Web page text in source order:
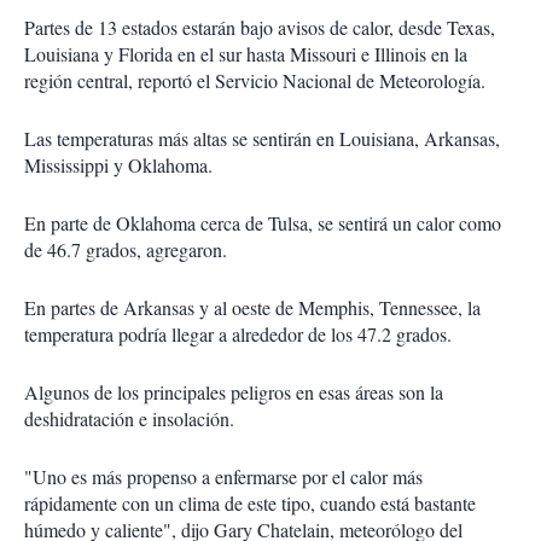
Partes de 13 estados estarán bajo avisos de calor, desde Texas,
Louisiana y Florida en el sur hasta Missouri e Illinois en la
región central, reportó el Servicio Nacional de Meteorología.
Las temperaturas más altas se sentirán en Louisiana, Arkansas,
Mississippi y Oklahoma.
En parte de Oklahoma cerca de Tulsa, se sentirá un calor como
de 46.7 grados, agregaron.
En partes de Arkansas y al oeste de Memphis, Tennessee, la
temperatura podría llegar a alrededor de los 47.2 grados.
Algunos de los principales peligros en esas áreas son la
deshidratación e insolación.
"Uno es más propenso a enfermarse por el calor más
rápidamente con un clima de este tipo, cuando está bastante
húmedo y caliente", dijo Gary Chatelain, meteorólogo del